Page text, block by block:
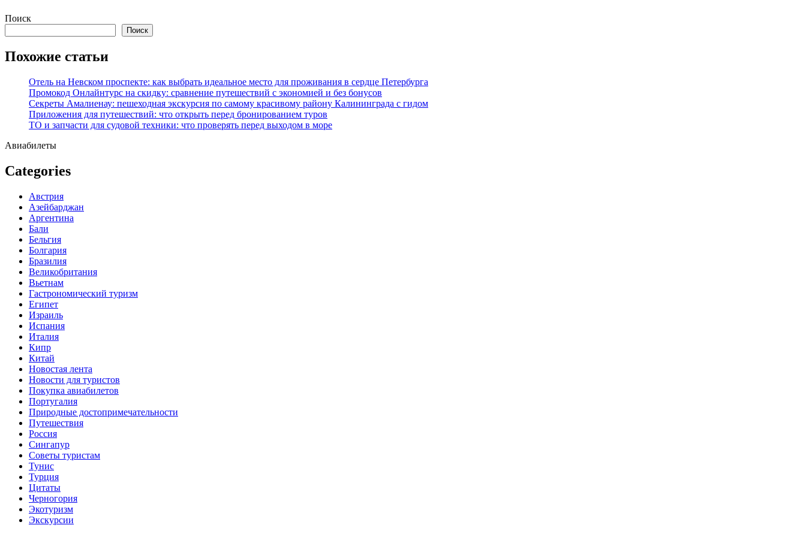
Перейти
содержимому
Поиск
Поиск
Похожие статьи
Отель на Невском проспекте: как выбрать идеальное место для проживания в сердце Петербурга
Промокод Онлайнтурс на скидку: сравнение путешествий с экономией и без бонусов
Секреты Амалиенау: пешеходная экскурсия по самому красивому району Калининграда с гидом
Приложения для путешествий: что открыть перед бронированием туров
ТО и запчасти для судовой техники: что проверять перед выходом в море
Авиабилеты
Categories
Австрия
Азейбарджан
Аргентина
Бали
Бельгия
Болгария
Бразилия
Великобритания
Вьетнам
Гастрономический туризм
Египет
Израиль
Испания
Италия
Кипр
Китай
Новостая лента
Новости для туристов
Покупка авиабилетов
Португалия
Природные достопримечательности
Путешествия
Россия
Сингапур
Советы туристам
Тунис
Турция
Цитаты
Черногория
Экотуризм
Экскурсии